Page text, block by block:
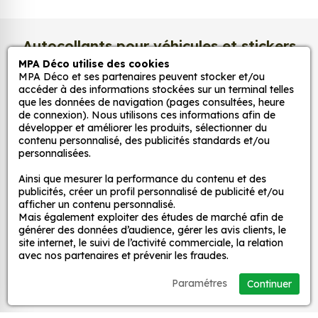
et colorée dans la chambre d'enfant. Ils
les murs, les meubles ou les jouets.
Pour la cuisine : nos stickers peuvent être
utilisés pour ajouter une touche d'originalité à
la cuisine. Ils peuvent être utilisés pour décorer
les murs, les appareils électroménagers ou les
accessoires de cuisine.
Pour la salle de bain : nos stickers peuvent être
utilisés pour créer une ambiance zen et
relaxante dans la salle de bain. Ils peuvent
être utilisés pour décorer les murs, les miroirs ou
les accessoires de salle de bain.
Pour le salon : nos stickers peuvent être utilisés
pour créer une ambiance chaleureuse et
accueillante dans le salon. Ils peuvent être
utilisés pour décorer les murs, les meubles ou
Autocollants pour véhicules et stickers
décoratifs
MPA Déco
Nos services
Nos sites
Mon Compte
MPA Déco utilise des cookies
MPA Déco et ses partenaires peuvent stocker et/ou
accéder à des informations stockées sur un terminal telles
que les données de navigation (pages consultées, heure
de connexion). Nous utilisons ces informations afin de
développer et améliorer les produits, sélectionner du
contenu personnalisé, des publicités standards et/ou
personnalisées.
Ainsi que mesurer la performance du contenu et des
publicités, créer un profil personnalisé de publicité et/ou
afficher un contenu personnalisé.
Mais également exploiter des études de marché afin de
générer des données d’audience, gérer les avis clients, le
site internet, le suivi de l’activité commerciale, la relation
avec nos partenaires et prévenir les fraudes.
Continuer
Paramétres